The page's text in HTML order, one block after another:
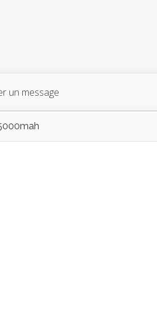
un message